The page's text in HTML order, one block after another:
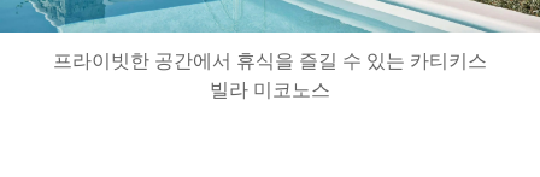
프라이빗한 공간에서 휴식을 즐길 수 있는 카티키스
빌라 미코노스